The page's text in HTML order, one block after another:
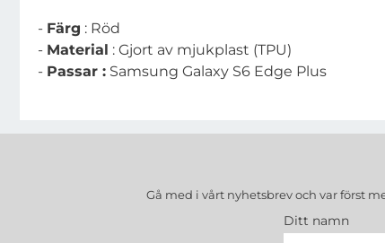
- Färg : Röd
- Material : Gjort av mjukplast (TPU)
- Passar : Samsung Galaxy S6 Edge Plus
Gå med i vårt nyhetsbrev och var först
Ditt namn